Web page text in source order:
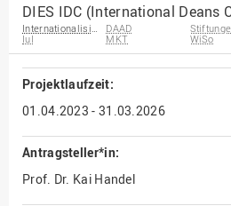
DIES IDC (International Deans
DAAD
IuI
MKT WiSo
Projektlaufzeit:
01.04.2023 - 31.03.2026
Antragsteller*in:
Prof. Dr. Kai Handel